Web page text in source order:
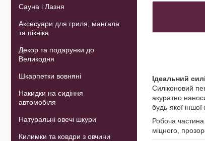
Ідеальний
Силіконовий
акуратно
будь-якої
Робоча
міцного,
Сауна і Лазня
Аксесуари для гриля, мангала
та пікніка
Декор та подарунки до
Великодня
Шкарпетки вовняні
Накидки на сидіння
автомобіля
Натуральні овечі шкури
Килимки та ковдри з овчини